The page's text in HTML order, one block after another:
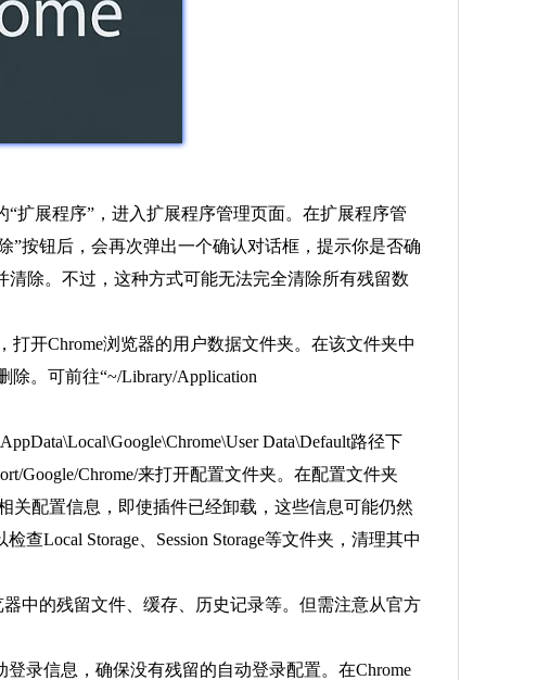
扩展程序”，进入扩展程序管理页面。在扩展程序管
”按钮后，会再次弹出一个确认对话框，提示你是否确
清除。不过，这种方式可能无法完全清除所有残留数
打开Chrome浏览器的用户数据文件夹。在该文件夹中
。可前往“~/Library/Application
Data\Default路径下
Google/Chrome/来打开配置文件夹。在配置文件夹
关配置信息，即使插件已经卸载，这些信息可能仍然
Local Storage、Session Storage等文件夹，清理其中
中的残留文件、缓存、历史记录等。但需注意从官方
录信息，确保没有残留的自动登录配置。在Chrome